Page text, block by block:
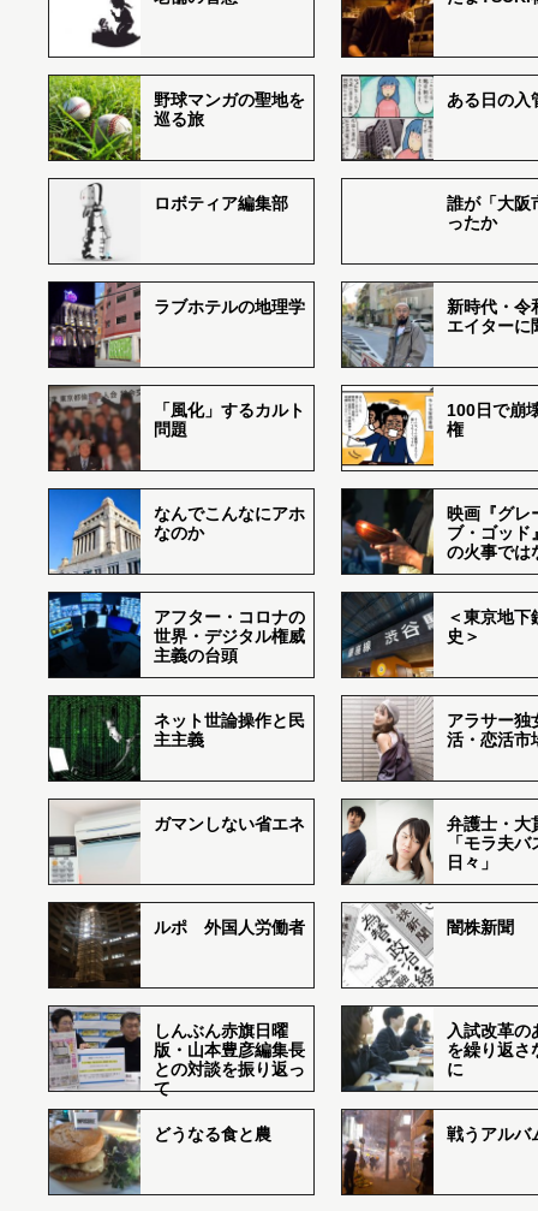
野球マンガの聖地を
巡る旅
ある日の入
ロボティア編集部
誰が「大阪
ったか
ラブホテルの地理学
新時代・令
エイターに
「風化」するカルト
問題
100日で崩
権
なんでこんなにアホ
なのか
映画『グレ
ブ・ゴッド
の火事では
アフター・コロナの
世界・デジタル権威
主義の台頭
＜東京地下
史＞
ネット世論操作と民
主主義
アラサー独
活・恋活市
ガマンしない省エネ
弁護士・大
「モラ夫
日々」
ルポ 外国人労働者 闇株新聞
しんぶん赤旗日曜
版・山本豊彦編集長
との対談を振り返っ
て
入試改革の
を繰り返さ
に
どうなる食と農 戦うアルバ